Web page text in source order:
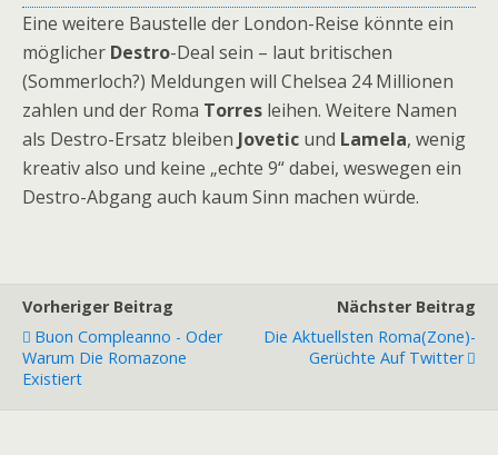
Eine weitere Baustelle der London-Reise könnte ein
möglicher Destro-Deal sein – laut britischen
(Sommerloch?) Meldungen will Chelsea 24 Millionen
zahlen und der Roma Torres leihen. Weitere Namen
als Destro-Ersatz bleiben Jovetic und Lamela, wenig
kreativ also und keine „echte 9“ dabei, weswegen ein
Destro-Abgang auch kaum Sinn machen würde.
Vorheriger Beitrag
Buon Compleanno - Oder
Warum Die Romazone
Existiert
Nächster Beitrag
Die Aktuellsten Roma(zone)-
Gerüchte Auf Twitter